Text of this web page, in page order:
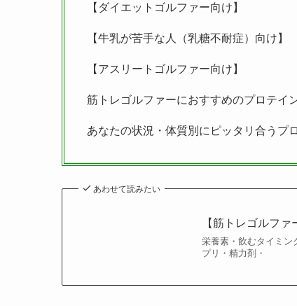
【ダイエットゴルファー向け】
【牛乳が苦手な人（乳糖不耐症）向け】
【アスリートゴルファー向け】
筋トレゴルファーにおすすめのプロテイ
あなたの状況・体質別にピッタリ合うプ
あわせて読みたい
【筋トレゴルフ
栄養素・飲むタイミン
プリ・精力剤・